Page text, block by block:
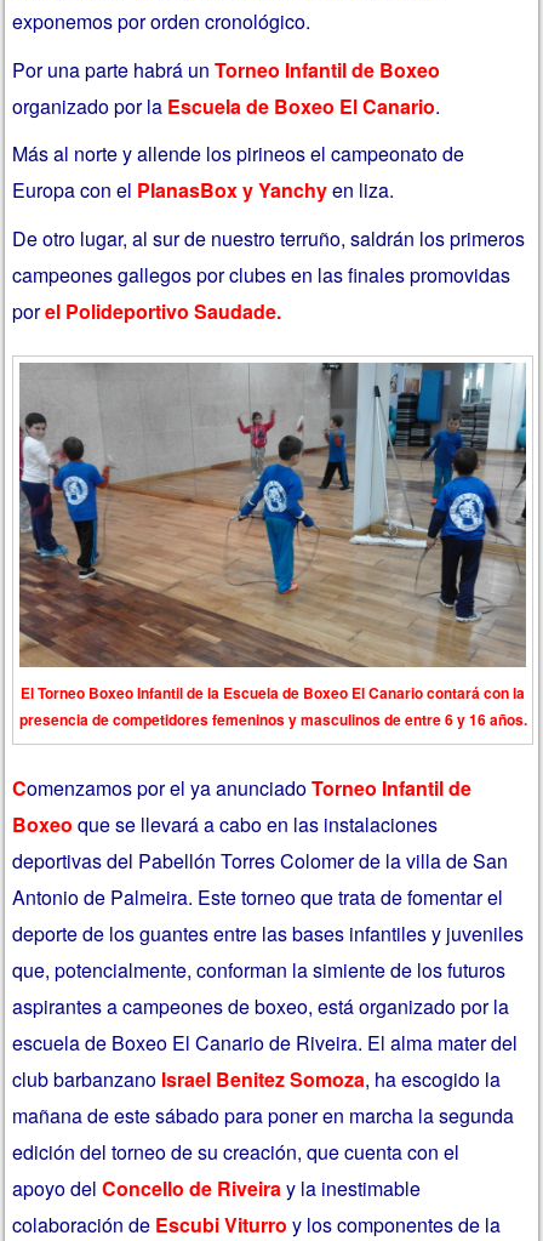
exponemos por orden cronológico.
Por una parte habrá unTorneo Infantil de Boxeo
organizado por la Escuela de Boxeo El Canario.
Más al norte y allende los pirineos el campeonato de
Europa con el PlanasBox y Yanchyen liza.
De otro lugar, al sur de nuestro terruño, saldrán los primeros
campeones gallegos por clubes en las finales promovidas
porel Polideportivo Saudade.
El Torneo Boxeo Infantil de la Escuela de Boxeo El Canario contará con la
presencia de competidores femeninos y masculinos de entre 6 y 16 años.
Comenzamos por el ya anunciadoTorneo Infantil de
Boxeo que se llevará a cabo en las instalaciones
deportivas del Pabellón Torres Colomer de la villa de San
Antonio de Palmeira. Este torneo que trata de fomentar el
deporte de los guantes entre las bases infantiles y juveniles
que, potencialmente, conforman la simiente de los futuros
aspirantes a campeones de boxeo, está organizado por la
escuela de Boxeo El Canario de Riveira. El alma mater del
club barbanzano Israel Benitez Somoza, ha escogido la
mañana de este sábado para poner en marcha la segunda
edición del torneo de su creación, que cuenta con el
apoyo delConcello de Riveiray la inestimable
colaboración de Escubi Viturro y los componentes de la